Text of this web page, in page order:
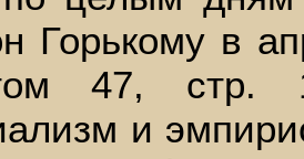
Горькому в
47, стр.
и